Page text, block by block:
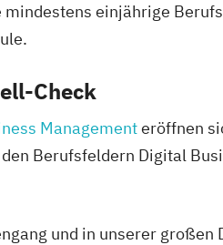
einjährige
Check
Managementeröffnen
Berufsfeldern Digital
und in unserer